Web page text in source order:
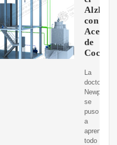
con
Aceite
de
Coco
La
doctora
Newport
se
puso
a
aprender
todo